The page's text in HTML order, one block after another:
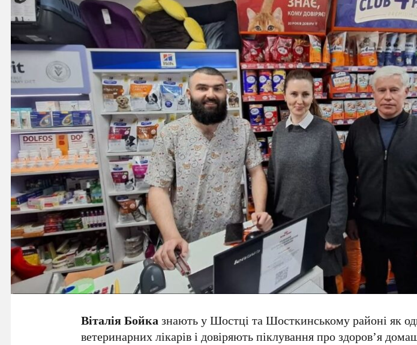
Віталія Бойказнають у Шостці та Шосткинському районі як
ветеринарних лікарів і довіряють піклування про здоров’я